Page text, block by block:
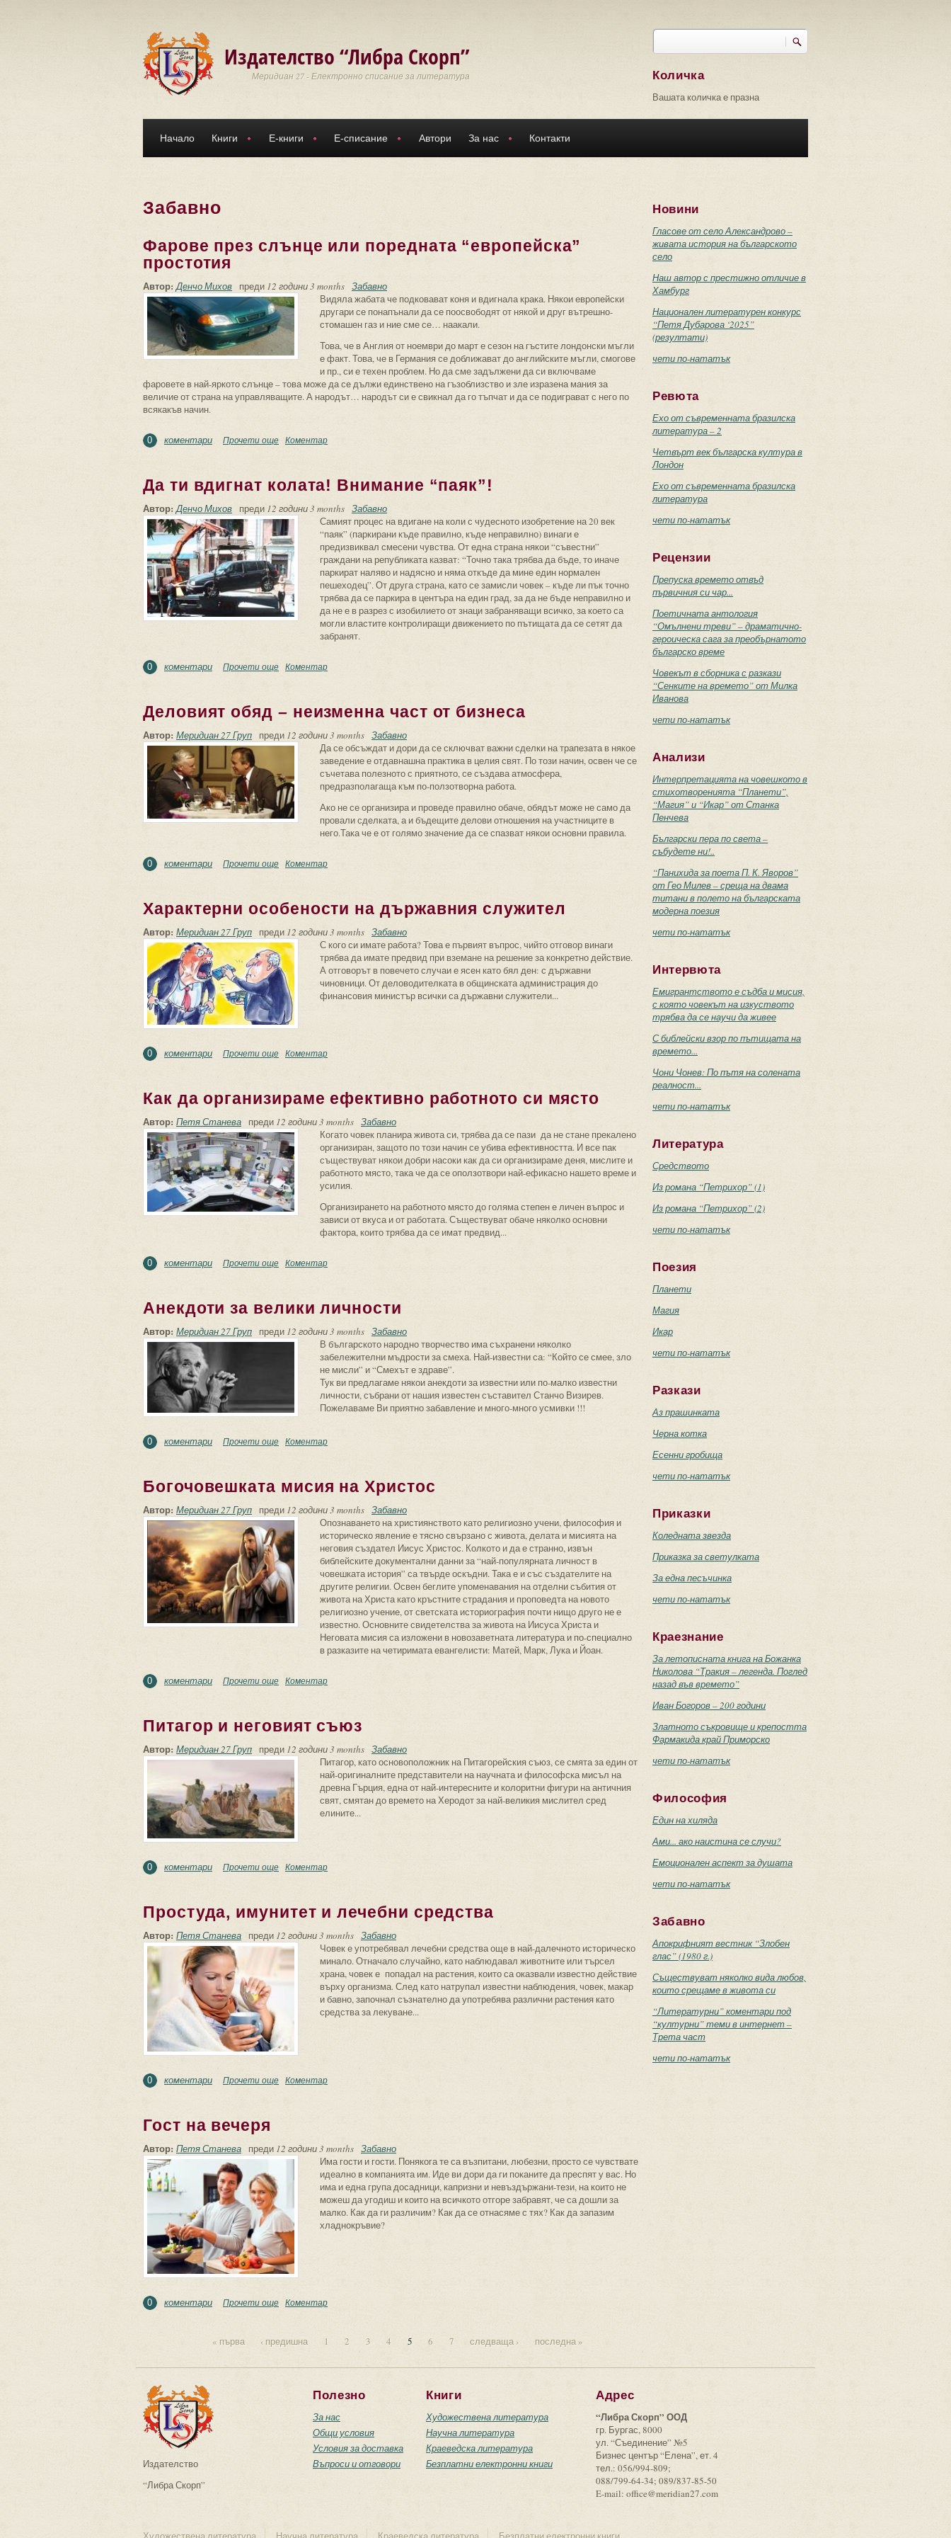
Издателство “Либра Скорп”
Меридиан 27 - Електронно списание за литература
Търси
Количка
Вашата количка е празна
Начало Книги Е-книги Е-списание Автори За нас Контакти
Забавно
Фарове през слънце или поредната “европейска”
простотия
Автор:Денчо Михов преди 12 години 3 months Забавно
Видяла жабата че подковават коня и вдигнала крака. Някои европейски
другари се понапънали да се поосвободят от някой и друг вътрешно-
стомашен газ и ние сме се… наакали.
Това, че в Англия от ноември до март е сезон на гъстите лондонски мъгли
е факт. Това, че в Германия се доближават до английските мъгли, смогове
и пр., си е техен проблем. Но да сме задължени да си включваме
фаровете в най-яркото слънце – това може да се дължи единствено на гъзоблизство и зле изразена мания за
величие от страна на управляващите. А народът… народът си е свикнал да го тъпчат и да се подиграват с него по
всякакъв начин.
0 коментари Прочети още about Фарове през слънце или поредната “европейска” простотия
Коментар
Да ти вдигнат колата! Внимание “паяк”!
Автор:Денчо Михов преди 12 години 3 months Забавно
Самият процес на вдигане на коли с чудесното изобретение на 20 век
“паяк” (паркирани къде правилно, къде неправилно) винаги е
предизвиквал смесени чувства. От една страна някои “съвестни”
граждани на републиката казват: “Точно така трябва да бъде, то иначе
паркират наляво и надясно и няма откъде да мине един нормален
пешеходец”. От друга страна, като се замисли човек – къде ли пък точно
трябва да се паркира в центъра на един град, за да не бъде неправилно и
да не е в разрез с изобилието от знаци забраняващи всичко, за което са
могли властите контролиращи движението по пътищата да се сетят да
забранят.
0 коментари Прочети още about Да ти вдигнат колата! Внимание “паяк”!
Коментар
Деловият обяд – неизменна част от бизнеса
Автор: Меридиан 27 Груп преди 12 години 3 months Забавно
Да се обсъждат и дори да се сключват важни сделки на трапезата в някое
заведение е отдавнашна практика в целия свят. По този начин, освен че се
съчетава полезното с приятното, се създава атмосфера,
предразполагаща към по-ползотворна работа.
Ако не се организира и проведе правилно обаче, обядът може не само да
провали сделката, а и бъдещите делови отношения на участниците в
него.Така че е от голямо значение да се спазват някои основни правила.
0 коментари Прочети още about Деловият обяд – неизменна част от бизнеса
Коментар
Характерни особености на държавния служител
Автор: Меридиан 27 Груп преди 12 години 3 months Забавно
С кого си имате работа? Това е първият въпрос, чийто отговор винаги
трябва да имате предвид при вземане на решение за конкретно действие.
А отговорът в повечето случаи е ясен като бял ден: с държавни
чиновници. От деловодителката в общинската администрация до
финансовия министър всички са държавни служители...
0 коментари Прочети още about Характерни особености на държавния служител
Коментар
Как да организираме ефективно работното си място
Автор: Петя Станева преди 12 години 3 months Забавно
Когато човек планира живота си, трябва да се пази да не стане прекалено
организиран, защото по този начин се убива ефективността. И все пак
съществуват някои добри насоки как да си организираме деня, мислите и
работното място, така че да се оползотвори най-ефикасно нашето време и
усилия.
Организирането на работното място до голяма степен е личен въпрос и
зависи от вкуса и от работата. Съществуват обаче няколко основни
фактора, които трябва да се имат предвид...
0 коментари Прочети още about Как да организираме ефективно работното си място
Коментар
Анекдоти за велики личности
Автор: Меридиан 27 Груп преди 12 години 3 months Забавно
В българското народно творчество има съхранени няколко
забележителни мъдрости за смеха. Най-известни са: “Който се смее, зло
не мисли” и “Смехът е здраве”.
Тук ви предлагаме някои анекдоти за известни или по-малко известни
личности, събрани от нашия известен съставител Станчо Визирев.
Пожелаваме Ви приятно забавление и много-много усмивки !!!
0 коментари Прочети още about Анекдоти за велики личности
Коментар
Богочовешката мисия на Христос
Автор: Меридиан 27 Груп преди 12 години 3 months Забавно
Опознаването на християнството като религиозно учени, философия и
историческо явление е тясно свързано с живота, делата и мисията на
неговия създател Иисус Христос. Колкото и да е странно, извън
библейските документални данни за “най-популярната личност в
човешката история” са твърде оскъдни. Така е и със създателите на
другите религии. Освен беглите упоменавания на отделни събития от
живота на Христа като кръстните страдания и проповедта на новото
религиозно учение, от светската историография почти нищо друго не е
известно. Основните свидетелства за живота на Иисуса Христа и
Неговата мисия са изложени в новозаветната литература и по-специално
в разказите на четиримата евангелисти: Матей, Марк, Лука и Йоан.
0 коментари Прочети още about Богочовешката мисия на Христос
Коментар
Питагор и неговият съюз
Автор: Меридиан 27 Груп преди 12 години 3 months Забавно
Питагор, като основоположник на Питагорейския съюз, се смята за един от
най-оригиналните представители на научната и философска мисъл на
древна Гърция, една от най-интересните и колоритни фигури на античния
свят, смятан до времето на Херодот за най-великия мислител сред
елините...
0 коментари Прочети още about Питагор и неговият съюз
Коментар
Простуда, имунитет и лечебни средства
Автор: Петя Станева преди 12 години 3 months Забавно
Човек е употребявал лечебни средства още в най-далечното историческо
минало. Отначало случайно, като наблюдавал животните или търсел
храна, човек е попадал на растения, които са оказвали известно действие
върху организма. След като натрупал известни наблюдения, човек, макар
и бавно, започнал съзнателно да употребява различни растения като
средства за лекуване...
0 коментари Прочети още about Простуда, имунитет и лечебни средства
Коментар
Гост на вечеря
Автор: Петя Станева преди 12 години 3 months Забавно
Има гости и гости. Понякога те са възпитани, любезни, просто се чувствате
идеално в компанията им. Иде ви дори да ги поканите да преспят у вас. Но
има и една група досадници, капризни и невъздържани-тези, на които не
можеш да угодиш и които на всичкото отгоре забравят, че са дошли за
малко. Как да ги различим? Как да се отнасяме с тях? Как да запазим
хладнокръвие?
0 коментари Прочети още about Гост на вечеря
Коментар
Страници
« първа ‹ предишна 1 2 3 4 5 6 7 следваща › последна »
Новини
Гласове от село Александрово –
живата история на българското
село
Наш автор с престижно отличие в
Хамбург
Национален литературен конкурс
“Петя Дубарова ‘2025”
(резултати)
чети по-нататък
Ревюта
Ехо от съвременната бразилска
литература – 2
Четвърт век българска култура в
Лондон
Ехо от съвременната бразилска
литература
чети по-нататък
Рецензии
Препуска времето отвъд
първичния си чар...
Поетичната антология
“Омълнени треви” – драматично-
героическа сага за преобърнатото
българско време
Човекът в сборника с разкази
“Сенките на времето” от Милка
Иванова
чети по-нататък
Анализи
Интерпретацията на човешкото в
стихотворенията “Планети”,
“Магия” и “Икар” от Станка
Пенчева
Български пера по света –
събудете ни!..
“Панихида за поета П. К. Яворов”
от Гео Милев – среща на двама
титани в полето на българската
модерна поезия
чети по-нататък
Интервюта
Емигрантството е съдба и мисия,
с която човекът на изкуството
трябва да се научи да живее
С библейски взор по пътищата на
времето...
Чони Чонев: По пътя на солената
реалност...
чети по-нататък
Литература
Средството
Из романа “Петрихор” (1)
Из романа “Петрихор” (2)
чети по-нататък
Поезия
Планети
Магия
Икар
чети по-нататък
Разкази
Аз прашинката
Черна котка
Есенни гробища
чети по-нататък
Приказки
Коледната звезда
Приказка за светулката
За една песъчинка
чети по-нататък
Краезнание
За летописната книга на Божанка
Николова “Тракия – легенда. Поглед
назад във времето”
Иван Богоров – 200 години
Златното съкровище и крепостта
Фармакида край Приморско
чети по-нататък
Философия
Един на хиляда
Ами... ако наистина се случи?
Емоционален аспект за душата
чети по-нататък
Забавно
Апокрифният вестник “Злобен
глас” (1980 г.)
Съществуват няколко вида любов,
които срещаме в живота си
“Литературни” коментари под
“културни” теми в интернет –
Трета част
чети по-нататък
Издателство
“Либра Скорп”
Полезно
За нас
Общи условия
Условия за доставка
Въпроси и отговори
Книги
Художествена литература
Научна литература
Краеведска литература
Безплатни електронни книги
Адрес
“Либра Скорп” ООД
гр. Бургас, 8000
ул. “Съединение” №5
Бизнес център “Елена”, ет. 4
тел.: 056/994-809;
088/799-64-34; 089/837-85-50
E-mail: office@meridian27.com